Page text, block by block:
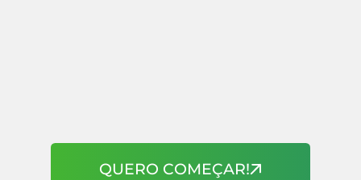
QUERO COMEÇAR!